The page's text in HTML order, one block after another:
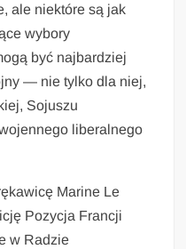
ale niektóre są jak
wybory
być najbardziej
— nie tylko dla niej,
Sojuszu
liberalnego
Marine Le
Pozycja Francji
w Radzie